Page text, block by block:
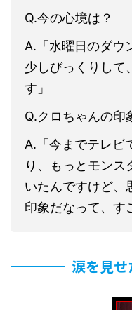
Q.今の心境は？
A.「水曜日のダウ
少しびっくりして
す」
Q.クロちゃんの印
A.「今までテレビ
り、もっとモンス
いたんですけど、
印象だなって、す
涙を見